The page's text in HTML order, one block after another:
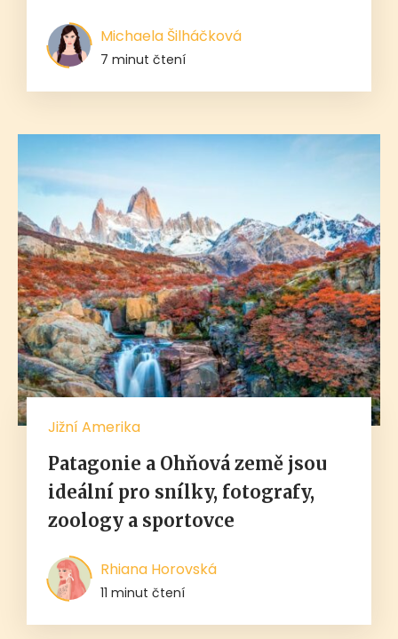
Michaela Šilháčková
7 minut čtení
Jižní Amerika
Patagonie a Ohňová země jsou
ideální pro snílky, fotografy,
zoology a sportovce
Rhiana Horovská
11 minut čtení